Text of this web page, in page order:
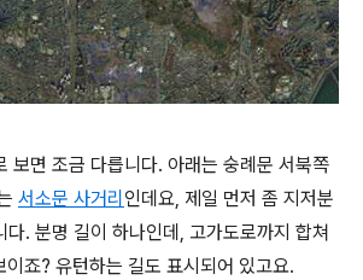
보면 조금 다릅니다. 아래는 숭례문 서북쪽
서소문 사거리 인데요, 제일 먼저 좀 지저분
다. 분명 길이 하나인데, 고가도로까지 합쳐
죠? 유턴하는 길도 표시되어 있고요.